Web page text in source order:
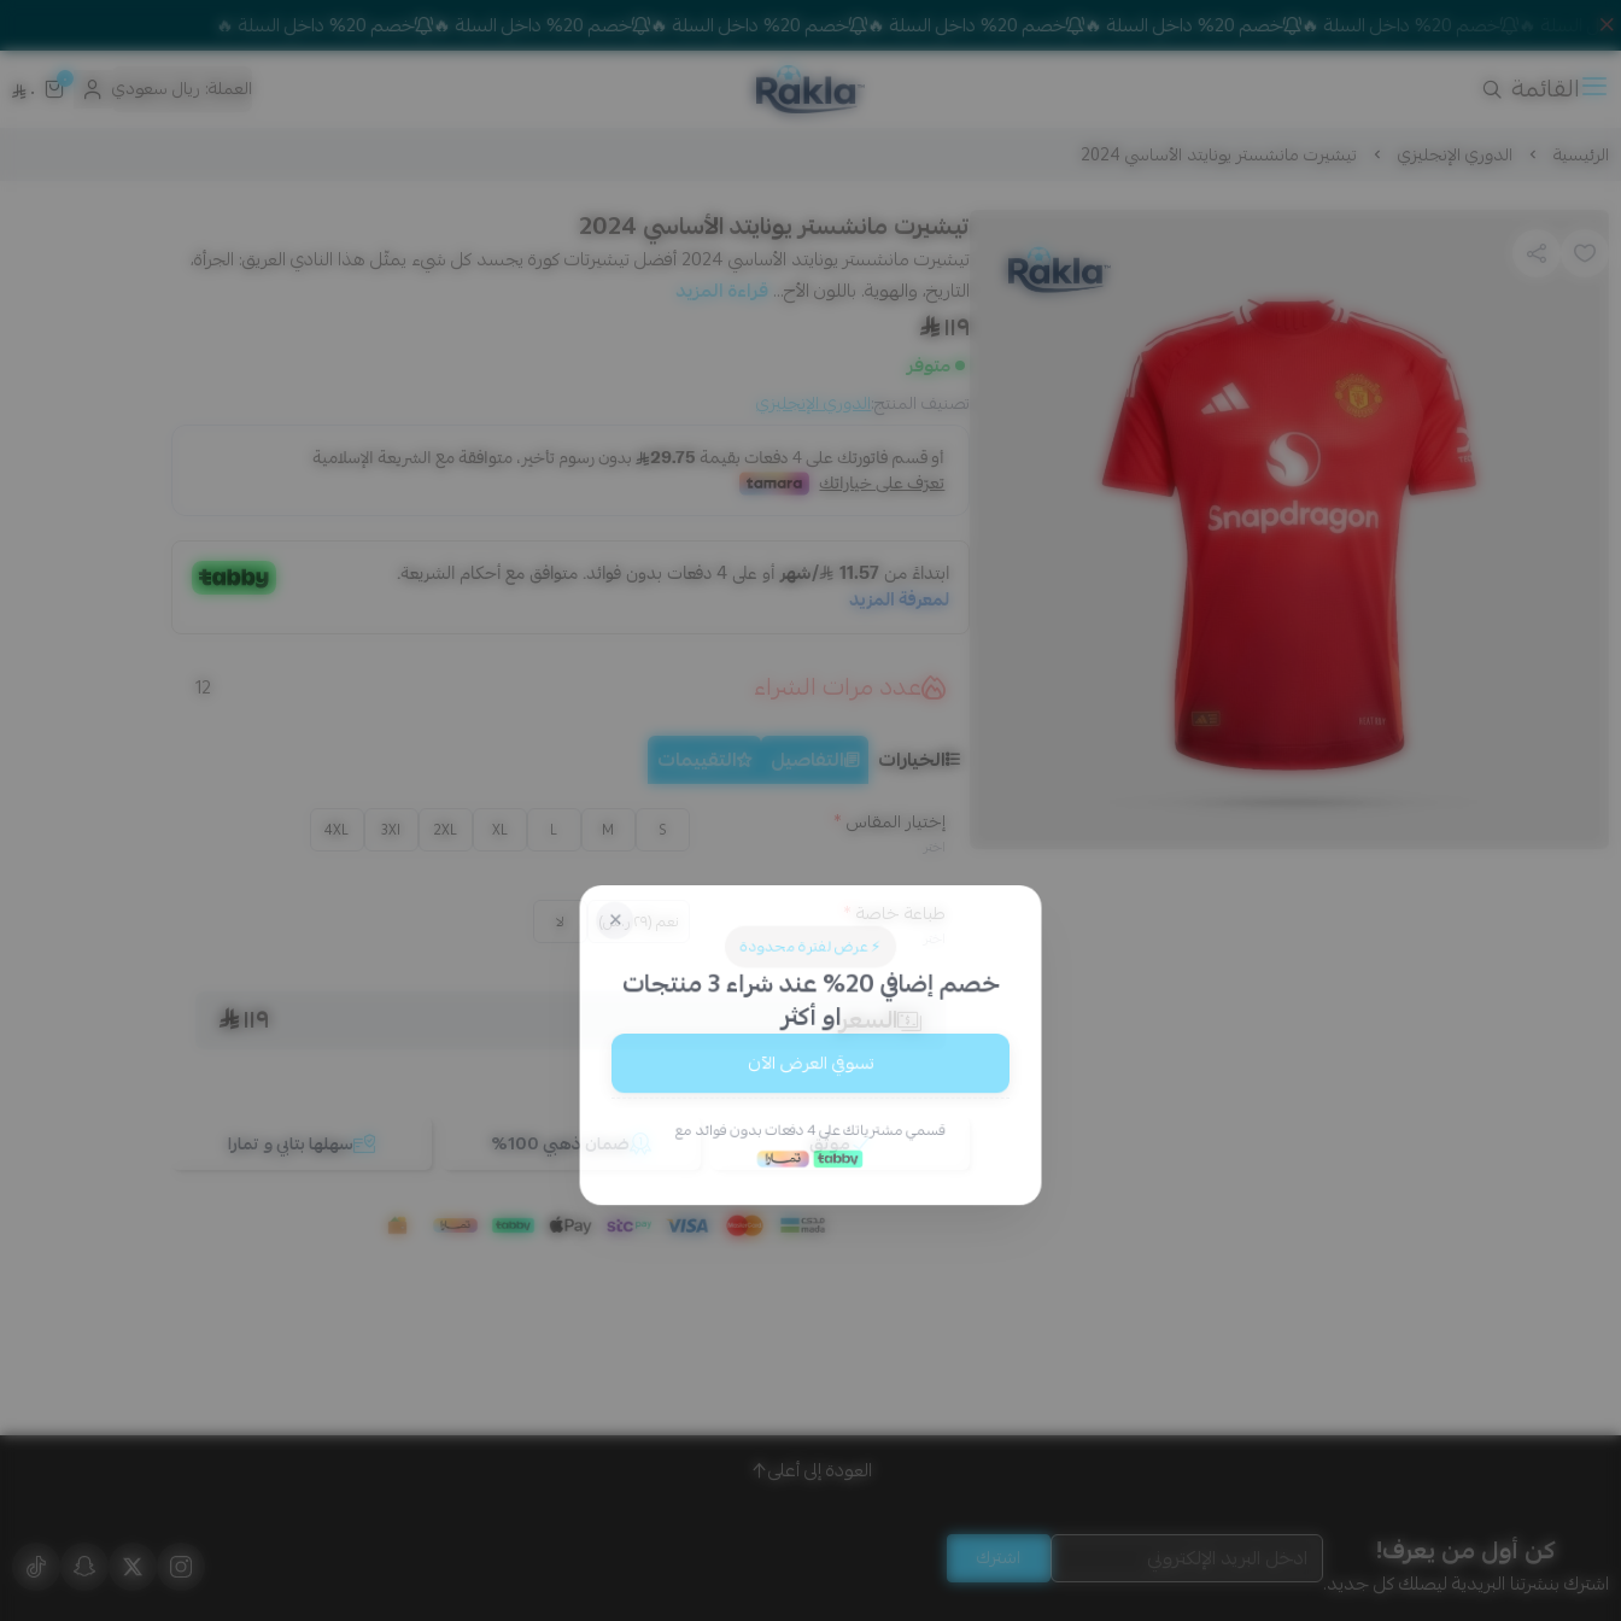
خصم 20% داخل السلة 🔥 خصم 20% داخل السلة 🔥 خصم 20% داخل السلة 🔥 خصم 20% داخل السلة 🔥 خصم 20% داخل السلة 🔥
القائمة Rakla العملة: ريال سعودي ٠ ٠
الرئيسية الدوري الإنجليزي تيشيرت مانشستر يونايتد الأساسي 2024
تيشيرت مانشستر يونايتد الأساسي 2024
تيشيرت مانشستر يونايتد الأساسي 2024 أفضل تيشيرتات كورة يجسد كل شيء يمثّل هذا النادي العريق: الجرأة،
التاريخ، والهوية. باللون الأح... قراءة المزيد
١١٩
متوفر
تصنيف المنتج:الدوري الإنجليزي
عدد مرات الشراء 12
الخيارات التفاصيل التقييمات
إختيار المقاس*
S
M
L
XL
2XL
3Xl
4XL
طباعة خاصة* نعم (٢٩ ر.س) لا
السعر ١١٩
موثق ضمان ذهبي 100% سهلها بتابي و تمارا
العودة إلى أعلى
كن أول من يعرف!
اشترك بنشرتنا البريدية ليصلك كل جديد.
اشترك